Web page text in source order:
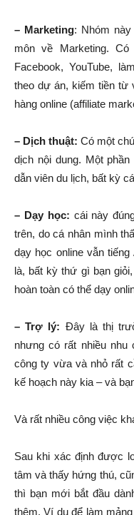
– Marketing: Nhóm
môn về Marketing.
Facebook, YouTube,
theo dự án, kiếm tiền từ
hàng online (affiliate
– Dịch thuật: Có một
dịch nội dung. Một
dẫn viên du lịch, bất kỳ
– Dạy học: cái này
trên, do cá nhân mình
dạy học online vẫn
là, bất kỳ thứ gì bạn
hoàn toàn có thể dạy
– Trợ lý: Đây là thị
nhưng có rất nhiều nhu
công ty vừa và nhỏ rất
kế hoạch này kia – và
Và rất nhiều công việc
Sau khi xác định được
tâm và thấy hứng thú,
thì bạn mới bắt đầu
thêm. Ví dụ để làm